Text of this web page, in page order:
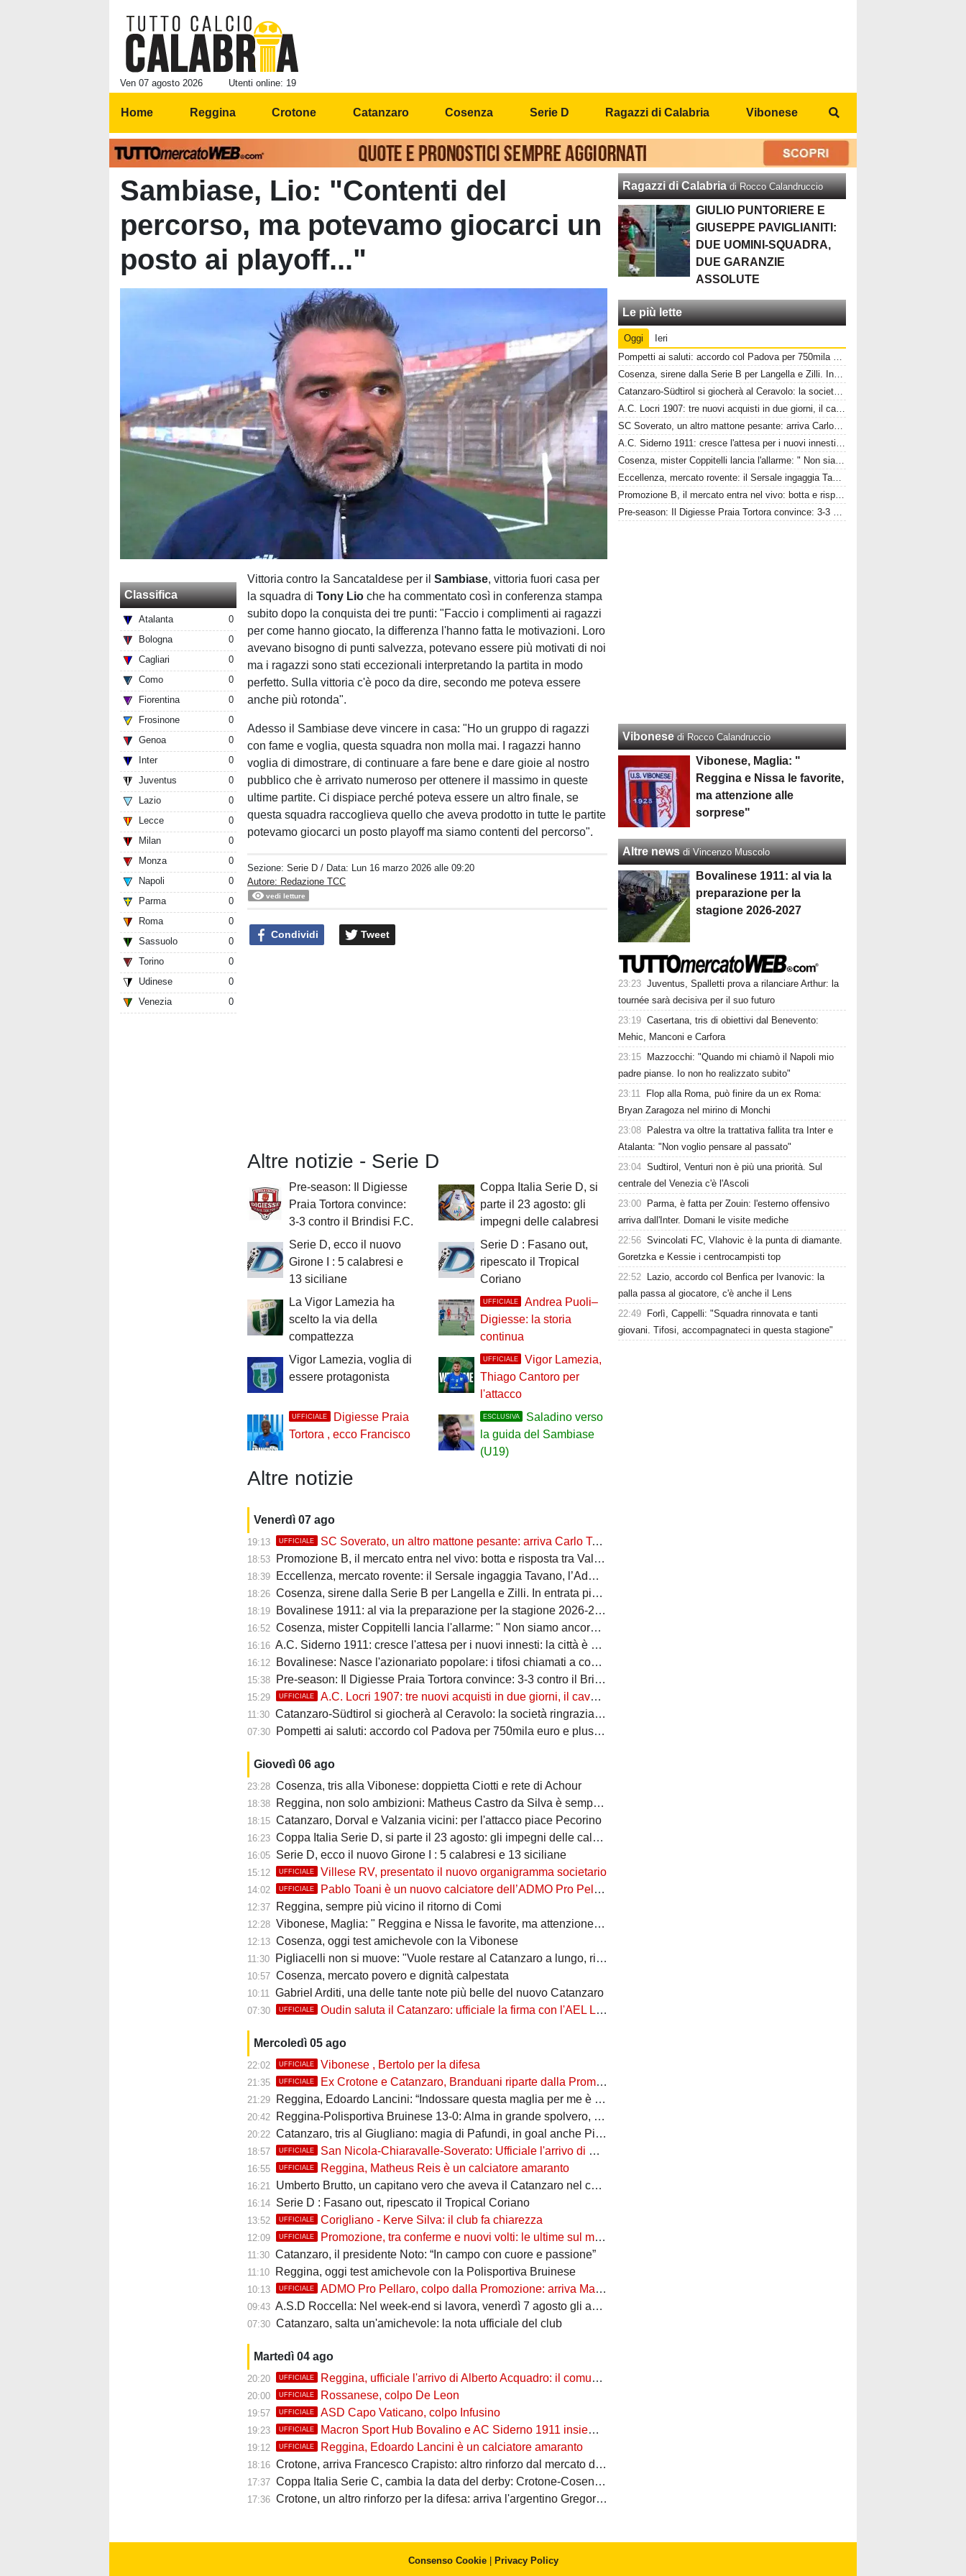
Ven 07 agosto 2026 Utenti online: 19
Home Reggina Crotone Catanzaro Cosenza Serie D Ragazzi di Calabria Vibonese
Sambiase, Lio: "Contenti del
percorso, ma potevamo giocarci un
posto ai playoff..."
Classifica
Atalanta
0
Bologna
0
Cagliari
0
Como
0
Fiorentina
0
Frosinone
0
Genoa
0
Inter
0
Juventus
0
Lazio
0
Lecce
0
Milan
0
Monza
0
Napoli
0
Parma
0
Roma
0
Sassuolo
0
Torino
0
Udinese
0
Venezia
0
Vittoria contro la Sancataldese per ilSambiase, vittoria fuori casa per
la squadra diTony Lioche ha commentato così in conferenza stampa
subito dopo la conquista dei tre punti: "Faccio i complimenti ai ragazzi
per come hanno giocato, la differenza l'hanno fatta le motivazioni. Loro
avevano bisogno di punti salvezza, potevano essere più motivati di noi
ma i ragazzi sono stati eccezionali interpretando la partita in modo
perfetto. Sulla vittoria c'è poco da dire, secondo me poteva essere
anche più rotonda".
Adesso il Sambiase deve vincere in casa: "Ho un gruppo di ragazzi
con fame e voglia, questa squadra non molla mai. I ragazzi hanno
voglia di dimostrare, di continuare a fare bene e dare gioie al nostro
pubblico che è arrivato numeroso per ottenere il massimo in queste
ultime partite. Ci dispiace perché poteva essere un altro finale, se
questa squadra raccoglieva quello che aveva prodotto in tutte le partite
potevamo giocarci un posto playoff ma siamo contenti del percorso".
Sezione:Serie D / Data: Lun 16 marzo 2026 alle 09:20
Autore: Redazione TCC
vedi letture
Condividi Tweet
Altre notizie - Serie D
Pre-season: Il Digiesse
Praia Tortora convince:
3-3 contro il Brindisi F.C.
Coppa Italia Serie D, si
parte il 23 agosto: gli
impegni delle calabresi
Serie D, ecco il nuovo
Girone I : 5 calabresi e
13 siciliane
Serie D : Fasano out,
ripescato il Tropical
Coriano
La Vigor Lamezia ha
scelto la via della
compattezza
UFFICIALE
Andrea Puoli–
Digiesse: la storia
continua
Vigor Lamezia, voglia di
essere protagonista
UFFICIALE
Vigor Lamezia,
Thiago Cantoro per
l'attacco
UFFICIALE
Digiesse Praia
Tortora , ecco Francisco
ESCLUSIVA
Saladino verso
la guida del Sambiase
(U19)
Altre notizie
Venerdì 07 ago
19:13 UFFICIALE SC Soverato, un altro mattone pesante: arriva Carlo Tassoni
18:53 Promozione B, il mercato entra nel vivo: botta e risposta tra Val Gallico, Sc Soverato e Bovalinese
18:39 Eccellenza, mercato rovente: il Sersale ingaggia Tavano, l’Admo Pro Pellaro blinda la porta con Toani
18:26 Cosenza, sirene dalla Serie B per Langella e Zilli. In entrata piace Fedel
18:19 Bovalinese 1911: al via la preparazione per la stagione 2026-2027
16:52 Cosenza, mister Coppitelli lancia l'allarme: " Non siamo ancora una vera squadra"
16:16 A.C. Siderno 1911: cresce l'attesa per i nuovi innesti: la città è pronta ad accogliere i protagonisti della nuova stagione
16:12 Bovalinese: Nasce l'azionariato popolare: i tifosi chiamati a costruire il futuro amaranto
15:38 Pre-season: Il Digiesse Praia Tortora convince: 3-3 contro il Brindisi F.C.
15:29 UFFICIALE A.C. Locri 1907: tre nuovi acquisti in due giorni, il cavallo alato è scatenato
11:30 Catanzaro-Südtirol si giocherà al Ceravolo: la società ringrazia la macchina organizzativa
07:30 Pompetti ai saluti: accordo col Padova per 750mila euro e plusvalenza Catanzaro
Giovedì 06 ago
23:28 Cosenza, tris alla Vibonese: doppietta Ciotti e rete di Achour
18:38 Reggina, non solo ambizioni: Matheus Castro da Silva è sempre più vicino
18:15 Catanzaro, Dorval e Valzania vicini: per l'attacco piace Pecorino
16:23 Coppa Italia Serie D, si parte il 23 agosto: gli impegni delle calabresi
16:05 Serie D, ecco il nuovo Girone I : 5 calabresi e 13 siciliane
15:12 UFFICIALE Villese RV, presentato il nuovo organigramma societario
14:02 UFFICIALE Pablo Toani è un nuovo calciatore dell’ADMO Pro Pellaro 1919
12:37 Reggina, sempre più vicino il ritorno di Comi
12:28 Vibonese, Maglia: " Reggina e Nissa le favorite, ma attenzione alle sorprese"
12:13 Cosenza, oggi test amichevole con la Vibonese
11:30 Pigliacelli non si muove: "Vuole restare al Catanzaro a lungo, rifiutate Serie A e B"
10:57 Cosenza, mercato povero e dignità calpestata
10:11 Gabriel Arditi, una delle tante note più belle del nuovo Catanzaro
07:30 UFFICIALE Oudin saluta il Catanzaro: ufficiale la firma con l'AEL Limassol
Mercoledì 05 ago
22:02 UFFICIALE Vibonese , Bertolo per la difesa
21:35 UFFICIALE Ex Crotone e Catanzaro, Branduani riparte dalla Promozione
21:29 Reggina, Edoardo Lancini: “Indossare questa maglia per me è un’emozione”
20:42 Reggina-Polisportiva Bruinese 13-0: Alma in grande spolvero, cinquina per lui
20:22 Catanzaro, tris al Giugliano: magia di Pafundi, in goal anche Pittarello e Reita
18:57 UFFICIALE San Nicola-Chiaravalle-Soverato: Ufficiale l'arrivo di Santiago Dorato
16:55 UFFICIALE Reggina, Matheus Reis è un calciatore amaranto
16:21 Umberto Brutto, un capitano vero che aveva il Catanzaro nel cuore
16:14 Serie D : Fasano out, ripescato il Tropical Coriano
13:52 UFFICIALE Corigliano - Kerve Silva: il club fa chiarezza
12:09 UFFICIALE Promozione, tra conferme e nuovi volti: le ultime sul mercato del girone A
11:30 Catanzaro, il presidente Noto: “In campo con cuore e passione”
11:10 Reggina, oggi test amichevole con la Polisportiva Bruinese
10:13 UFFICIALE ADMO Pro Pellaro, colpo dalla Promozione: arriva Mauro Tomas Cecreta
09:43 A.S.D Roccella: Nel week-end si lavora, venerdì 7 agosto gli amaranto cominciano la preparazione
07:30 Catanzaro, salta un'amichevole: la nota ufficiale del club
Martedì 04 ago
20:20 UFFICIALE Reggina, ufficiale l'arrivo di Alberto Acquadro: il comunicato
20:00 UFFICIALE Rossanese, colpo De Leon
19:57 UFFICIALE ASD Capo Vaticano, colpo Infusino
19:23 UFFICIALE Macron Sport Hub Bovalino e AC Siderno 1911 insieme per la stagione 2026/27
19:12 UFFICIALE Reggina, Edoardo Lancini è un calciatore amaranto
18:16 Crotone, arriva Francesco Crapisto: altro rinforzo dal mercato della Juventus
17:37 Coppa Italia Serie C, cambia la data del derby: Crotone-Cosenza si giocherà il 16 agosto
17:36 Crotone, un altro rinforzo per la difesa: arriva l'argentino Gregorio Tanco
Ragazzi di Calabria di Rocco Calandruccio
GIULIO PUNTORIERE E
GIUSEPPE PAVIGLIANITI:
DUE UOMINI-SQUADRA,
DUE GARANZIE
ASSOLUTE
Le più lette
Oggi
Ieri
Pompetti ai saluti: accordo col Padova per 750mila euro e plusvalenza Catanzaro
Cosenza, sirene dalla Serie B per Langella e Zilli. In entrata piace Fedel
Catanzaro-Südtirol si giocherà al Ceravolo: la società ringrazia la macchina organizzativa
A.C. Locri 1907: tre nuovi acquisti in due giorni, il cavallo alato è scatenato
SC Soverato, un altro mattone pesante: arriva Carlo Tassoni
A.C. Siderno 1911: cresce l'attesa per i nuovi innesti: la città è pronta ad accogliere i protagonisti della nuova stagione
Cosenza, mister Coppitelli lancia l'allarme: " Non siamo ancora una vera squadra"
Eccellenza, mercato rovente: il Sersale ingaggia Tavano, l’Admo Pro Pellaro blinda la porta con Toani
Promozione B, il mercato entra nel vivo: botta e risposta tra Val Gallico, Sc Soverato e Bovalinese
Pre-season: Il Digiesse Praia Tortora convince: 3-3 contro il Brindisi F.C.
Vibonese di Rocco Calandruccio
Vibonese, Maglia: "
Reggina e Nissa le favorite,
ma attenzione alle
sorprese"
Altre news di Vincenzo Muscolo
Bovalinese 1911: al via la
preparazione per la
stagione 2026-2027
23:23 Juventus, Spalletti prova a rilanciare Arthur: la
tournée sarà decisiva per il suo futuro
23:19 Casertana, tris di obiettivi dal Benevento:
Mehic, Manconi e Carfora
23:15
Mazzocchi: "Quando mi chiamò il Napoli mio
padre pianse. Io non ho realizzato subito"
23:11
Flop alla Roma, può finire da un ex Roma:
Bryan Zaragoza nel mirino di Monchi
23:08
Palestra va oltre la trattativa fallita tra Inter e
Atalanta: "Non voglio pensare al passato"
23:04 Sudtirol, Venturi non è più una priorità. Sul
centrale del Venezia c'è l'Ascoli
23:00
Parma, è fatta per Zouin: l'esterno offensivo
arriva dall'Inter. Domani le visite mediche
22:56 Svincolati FC, Vlahovic è la punta di diamante.
Goretzka e Kessie i centrocampisti top
22:52
Lazio, accordo col Benfica per Ivanovic: la
palla passa al giocatore, c'è anche il Lens
22:49
Forlì, Cappelli: "Squadra rinnovata e tanti
giovani. Tifosi, accompagnateci in questa stagione"
Consenso Cookie| Privacy Policy